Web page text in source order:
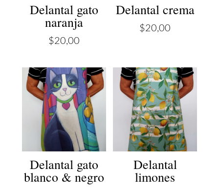
Delantal gato
naranja
$20,00
Delantal crema
$20,00
Delantal gato
blanco & negro
Delantal
limones